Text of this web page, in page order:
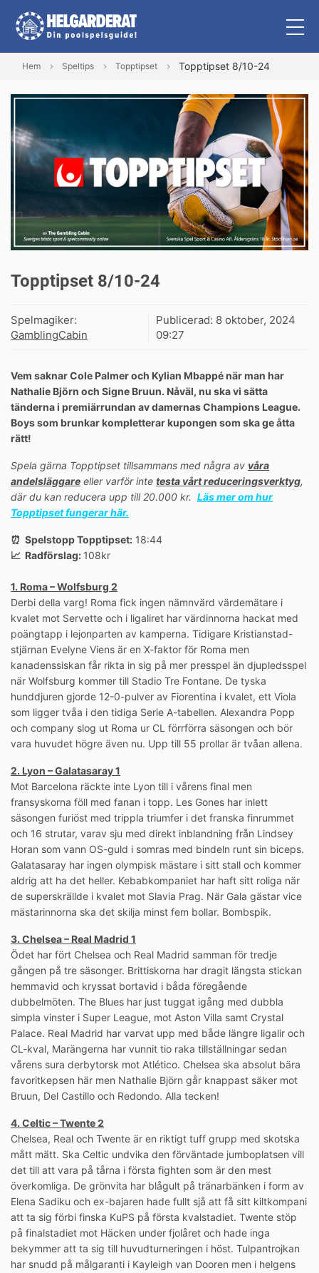
Hem Speltips Topptipset Topptipset 8/10-24
Topptipset 8/10-24
Spelmagiker:
GamblingCabin
Publicerad: 8 oktober, 2024
09:27
Vem saknar Cole Palmer och Kylian Mbappé när man har
Nathalie Björn och Signe Bruun. Nåväl, nu ska vi sätta
tänderna i premiärrundan av damernas Champions League.
Boys som brunkar kompletterar kupongen som ska ge åtta
rätt!
Spela gärna Topptipset tillsammans med några av våra
andelsläggare eller varför inte testa vårt reduceringsverktyg,
där du kan reducera upp till 20.000 kr. Läs mer om hur
Topptipset fungerar här.
⏰ Spelstopp Topptipset: 18:44
📈 Radförslag: 108kr
1. Roma – Wolfsburg 2
Derbi della varg! Roma fick ingen nämnvärd värdemätare i
kvalet mot Servette och i ligaliret har värdinnorna hackat med
poängtapp i lejonparten av kamperna. Tidigare Kristianstad-
stjärnan Evelyne Viens är en X-faktor för Roma men
kanadenssiskan får rikta in sig på mer presspel än djupledsspel
när Wolfsburg kommer till Stadio Tre Fontane. De tyska
hunddjuren gjorde 12-0-pulver av Fiorentina i kvalet, ett Viola
som ligger tvåa i den tidiga Serie A-tabellen. Alexandra Popp
och company slog ut Roma ur CL förrförra säsongen och bör
vara huvudet högre även nu. Upp till 55 prollar är tvåan allena.
2. Lyon – Galatasaray 1
Mot Barcelona räckte inte Lyon till i vårens final men
fransyskorna föll med fanan i topp. Les Gones har inlett
säsongen furiöst med trippla triumfer i det franska finrummet
och 16 strutar, varav sju med direkt inblandning från Lindsey
Horan som vann OS-guld i somras med bindeln runt sin biceps.
Galatasaray har ingen olympisk mästare i sitt stall och kommer
aldrig att ha det heller. Kebabkompaniet har haft sitt roliga när
de superskrällde i kvalet mot Slavia Prag. När Gala gästar vice
mästarinnorna ska det skilja minst fem bollar. Bombspik.
3. Chelsea – Real Madrid 1
Ödet har fört Chelsea och Real Madrid samman för tredje
gången på tre säsonger. Brittiskorna har dragit längsta stickan
hemmavid och kryssat bortavid i båda föregående
dubbelmöten. The Blues har just tuggat igång med dubbla
simpla vinster i Super League, mot Aston Villa samt Crystal
Palace. Real Madrid har varvat upp med både längre ligalir och
CL-kval, Marängerna har vunnit tio raka tillställningar sedan
vårens sura derbytorsk mot Atlético. Chelsea ska absolut bära
favoritkepsen här men Nathalie Björn går knappast säker mot
Bruun, Del Castillo och Redondo. Alla tecken!
4. Celtic – Twente 2
Chelsea, Real och Twente är en riktigt tuff grupp med skotska
mått mätt. Ska Celtic undvika den förväntade jumboplatsen vill
det till att vara på tårna i första fighten som är den mest
överkomliga. De grönvita har blågult på tränarbänken i form av
Elena Sadiku och ex-bajaren hade fullt sjå att få sitt kiltkompani
att ta sig förbi finska KuPS på första kvalstadiet. Twente stöp
på finalstadiet mot Häcken under fjolåret och hade inga
bekymmer att ta sig till huvudturneringen i höst. Tulpantrojkan
har snudd på målgaranti i Kayleigh van Dooren men i helgens